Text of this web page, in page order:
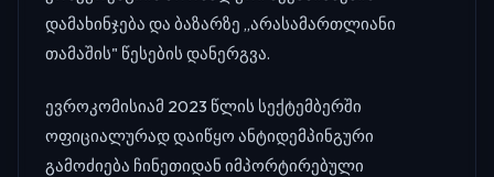
დამახინჯება და ბაზარზე „არასამართლიანი
თამაშის" წესების დანერგვა.
ევროკომისიამ 2023 წლის სექტემბერში
ოფიციალურად დაიწყო ანტიდემპინგური
გამოძიება ჩინეთიდან იმპორტირებული